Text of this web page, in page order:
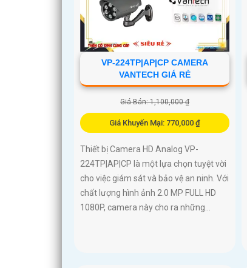
VP-224TP|AP|CP CAMERA
VANTECH GIÁ RẺ
Giá Bán: 1,100,000 ₫
Giá Khuyến Mại: 770,000 ₫
Thiết bị Camera HD Analog VP-
224TP|AP|CP là một lựa chọn tuyệt vời
cho việc giám sát và bảo vệ an ninh. Với
chất lượng hình ảnh 2.0 MP FULL HD
1080P, camera này cho ra những...